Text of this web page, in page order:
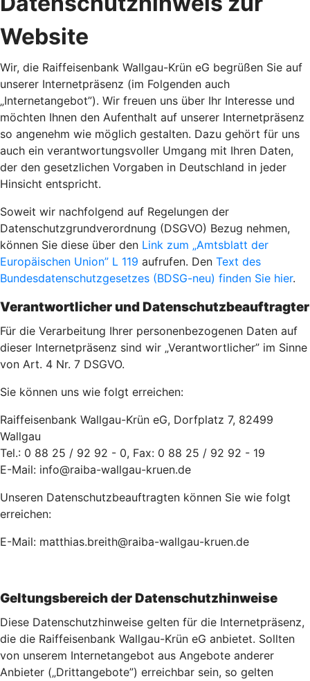
Website
Wir, die Raiffeisenbank Wallgau-Krün eG begrüßen Sie auf
unserer Internetpräsenz (im Folgenden auch
„Internetangebot”). Wir freuen uns über Ihr Interesse und
möchten Ihnen den Aufenthalt auf unserer Internetpräsenz
so angenehm wie möglich gestalten. Dazu gehört für uns
auch ein verantwortungsvoller Umgang mit Ihren Daten,
der den gesetzlichen Vorgaben in Deutschland in jeder
Hinsicht entspricht.
Soweit wir nachfolgend auf Regelungen der
Datenschutzgrundverordnung (DSGVO) Bezug nehmen,
können Sie diese über den Link zum „Amtsblatt der
Europäischen Union” L 119 aufrufen. Den Text des
Bundesdatenschutzgesetzes (BDSG-neu) finden Sie hier.
Verantwortlicher und Datenschutzbeauftragter
Für die Verarbeitung Ihrer personenbezogenen Daten auf
dieser Internetpräsenz sind wir „Verantwortlicher” im Sinne
von Art. 4 Nr. 7 DSGVO.
Sie können uns wie folgt erreichen:
Raiffeisenbank Wallgau-Krün eG, Dorfplatz 7, 82499
Wallgau
Tel.: 0 88 25 / 92 92 - 0, Fax: 0 88 25 / 92 92 - 19
E-Mail: info@raiba-wallgau-kruen.de
Unseren Datenschutzbeauftragten können Sie wie folgt
erreichen:
E-Mail: matthias.breith@raiba-wallgau-kruen.de
Geltungsbereich der Datenschutzhinweise
Diese Datenschutzhinweise gelten für die Internetpräsenz,
die die Raiffeisenbank Wallgau-Krün eG anbietet. Sollten
von unserem Internetangebot aus Angebote anderer
Anbieter („Drittangebote”) erreichbar sein, so gelten